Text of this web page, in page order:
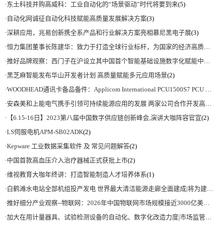
·东土科技并购高威科：工业自动化的“场景驱动”时代将要到来(5)
· 自动化网诚征自动化科技赋能高质量发展解决方案(3)
·深耕应用，兆易创新携全系产品和行业解决方案亮相慕尼黑电子展(3)
·恒力集团董事长陈建华：致力于打造全球行业标杆，为国家的经济高质量发展贡献更大力量|上海电气集团党委书记、董事长吴磊来访
·推好品牌观察：西门子在沪设立其中国首个智能基础设施数字化赋能中心
·黑芝麻智能发布华山开发者计划 高质量赋能多元应用场景(2)
·WOODHEAD通讯卡备品备件：Applicom International PCU1500S7 PCU 1500 S7 V4.5.0
·安森美和上能电气携手引领可持续能源应用的发展 两家公司合作开发高性能储能和太阳能组串式逆变器方案 以实现可持续的未来
· 【6.15-16日】2023第八届中国数字供应链创新峰会,演讲大咖阵容官宣(2)
·LS伺服电机APM-SB02ADK(2)
·Kepware 工业数据采集软件 及 常见问题解答(2)
·中国首款高血压介入治疗器械正式获批上市(2)
·维视教育大咖年终讲：打造智能制造人才培养体系(1)
·白鹤滩水电站全部机组投产发电 世界最大清洁能源走廊全面建成|将为建设新型能源体系、保障国家能源安全、实现“双碳”目标提供有力支撑
·推好细分产业观察--物联网：2026年中国物联网市场规模接近3000亿美元 智慧工厂、智慧城市、智慧电网等将占60%以上
·加大在用计量器具、试验检测设备的自动化、数字化改造力度|市场监管总局 工业和信息化部 关于促进企业计量能力提升的指导意见